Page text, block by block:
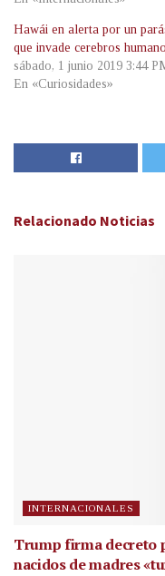
Hawái en alerta por un
que invade cerebros
sábado, 1 junio 2019 3:44
En «Curiosidades»
Relacionado Noticias
INTERNACIONALES
Trump firma decreto
nacidos de madres